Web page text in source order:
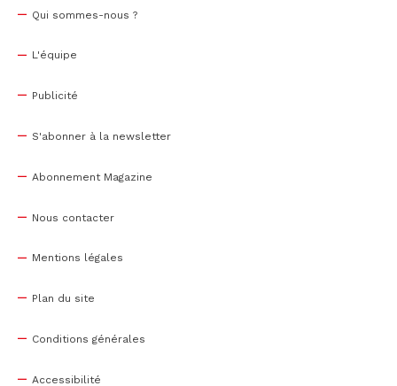
Qui sommes-nous ?
L'équipe
Publicité
S'abonner à la newsletter
Abonnement Magazine
Nous contacter
Mentions légales
Plan du site
Conditions générales
Accessibilité